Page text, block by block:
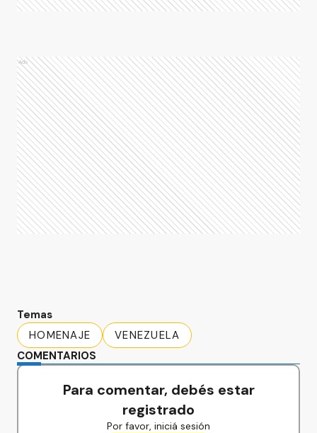
Ads
Temas
HOMENAJE
VENEZUELA
COMENTARIOS
Para comentar, debés estar
registrado
Por favor, iniciá sesión